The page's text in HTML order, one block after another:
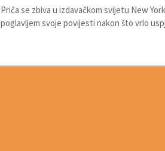
Priča se zbiva u izdavačkom svijetu New
poglavljem svoje povijesti nakon što vrlo